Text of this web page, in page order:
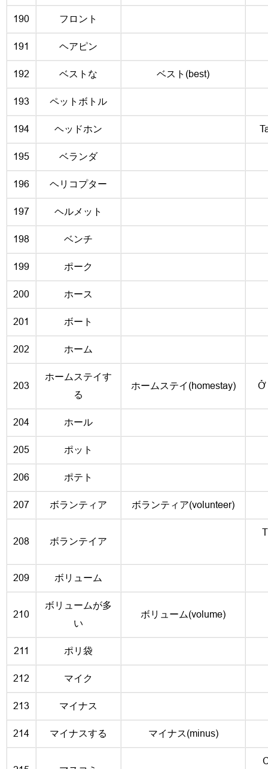
190 フロント
191 ヘアピン
192 ベストな ベスト(best)
193 ペットボトル
194 ヘッドホン
195 ベランダ
196 ヘリコプター
197 ヘルメット
198 ベンチ
199 ポーク
200 ホース
201 ボート
202 ホーム
203
ホームステイす
る
ホームステイ(homestay) Ở
204 ホール
205 ポット
206 ポテト
207 ボランティア ボランティア(volunteer)
208 ボランテイア
209 ボリューム
210
ボリュームが多
い
ボリューム(volume)
211 ポリ袋
212 マイク
213 マイナス
214 マイナスする マイナス(minus)